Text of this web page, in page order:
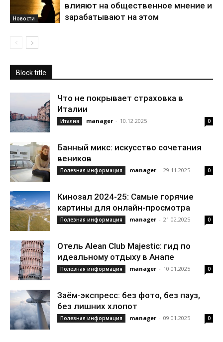
Новости
влияют на общественное мнение и
зарабатывают на этом
Block title
Что не покрывает страховка в
Италии
Италия manager - 10.12.2025 0
Банный микс: искусство сочетания
веников
Полезная информация manager - 29.11.2025 0
Кинозал 2024-25: Самые горячие
картины для онлайн-просмотра
Полезная информация manager - 21.02.2025 0
Отель Alean Club Majestic: гид по
идеальному отдыху в Анапе
Полезная информация manager - 10.01.2025 0
Заём-экспресс: без фото, без пауз,
без лишних хлопот
Полезная информация manager - 09.01.2025 0